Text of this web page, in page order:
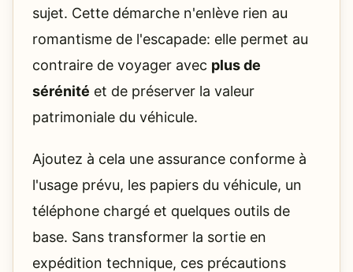
sujet. Cette démarche n'enlève rien au
romantisme de l'escapade: elle permet au
contraire de voyager avec plus de
sérénité et de préserver la valeur
patrimoniale du véhicule.
Ajoutez à cela une assurance conforme à
l'usage prévu, les papiers du véhicule, un
téléphone chargé et quelques outils de
base. Sans transformer la sortie en
expédition technique, ces précautions